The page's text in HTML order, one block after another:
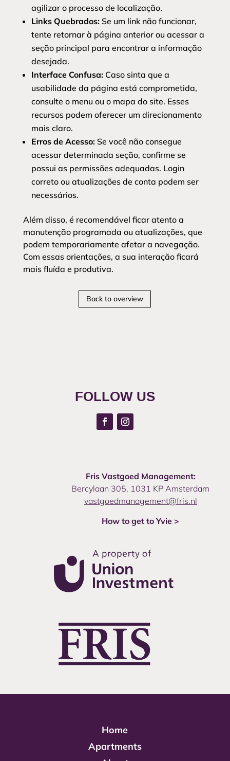
agilizar o processo de localização.
Links Quebrados:Se um link não funcionar,
tente retornar à página anterior ou acessar a
seção principal para encontrar a informação
desejada.
Interface Confusa:Caso sinta que a
usabilidade da página está comprometida,
consulte o menu ou o mapa do site. Esses
recursos podem oferecer um direcionamento
mais claro.
Erros de Acesso:Se você não consegue
acessar determinada seção, confirme se
possui as permissões adequadas. Login
correto ou atualizações de conta podem ser
necessários.
Além disso, é recomendável ficar atento a
manutenção programada ou atualizações, que
podem temporariamente afetar a navegação.
Com essas orientações, a sua interação ficará
mais fluída e produtiva.
Back to overview
FOLLOW US
Fris Vastgoed Management:
Bercylaan 305, 1031 KP Amsterdam
vastgoedmanagement@fris.nl
How to get to Yvie >
Home
Apartments